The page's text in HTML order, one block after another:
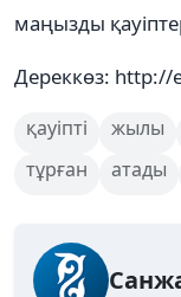
маңызды
Дереккөз: http://
қауіпті жылы
тұрған
атады